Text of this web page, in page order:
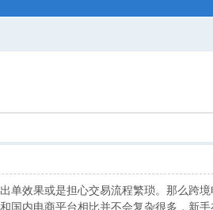
单效果或是担心交易流程繁琐。那么跨境
国内电商平台相比并不会复杂很多，新